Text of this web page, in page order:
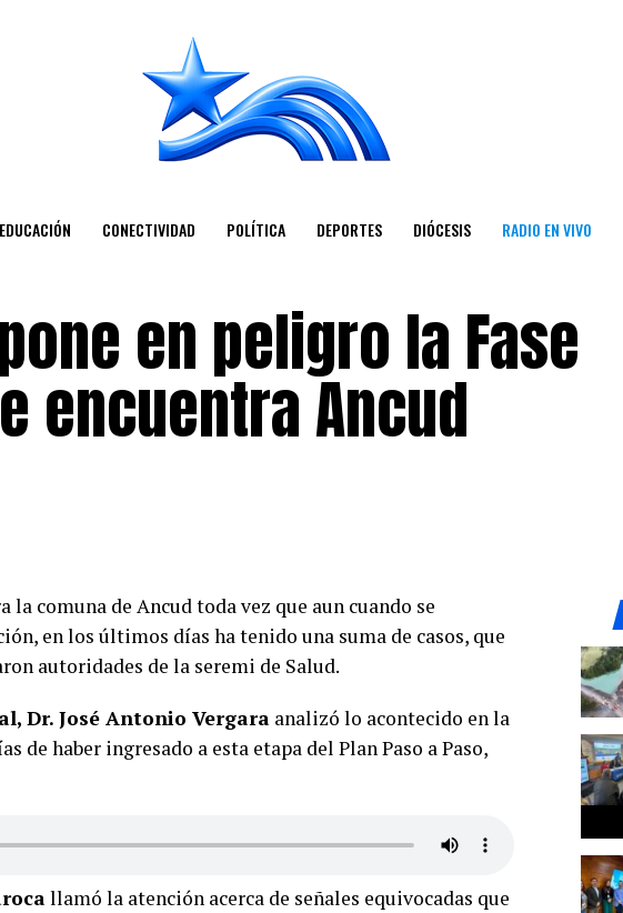
EDUCACIÓN CONECTIVIDAD POLÍTICA DEPORTES DIÓCESIS RADIO EN VIVO
en peligro la Fase
encuentra Ancud
comuna de Ancud toda vez que aun cuando se
en los últimos días ha tenido una suma de casos, que
autoridades de la seremi de Salud.
Dr. José Antonio Vergara analizó lo acontecido en la
de haber ingresado a esta etapa del Plan Paso a Paso,
llamó la atención acerca de señales equivocadas que